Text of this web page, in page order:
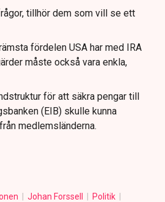
tillhör dem som vill se ett
fördelen USA har med IRA
måste också vara enkla,
för att säkra pengar till
(EIB) skulle kunna
medlemsländerna.
Johan Forssell
Politik